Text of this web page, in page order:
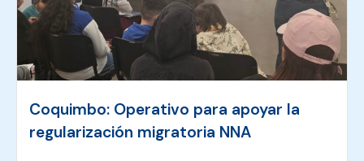
Coquimbo: Operativo para apoyar la
regularización migratoria NNA